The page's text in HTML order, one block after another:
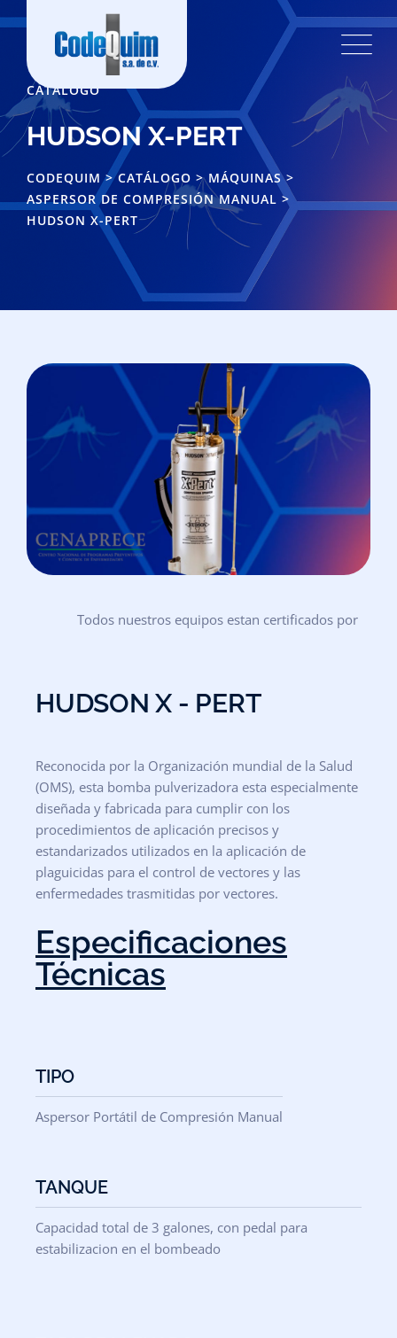
CATÁLOGO
HUDSON X-PERT
CODEQUIM >CATÁLOGO >MÁQUINAS>
ASPERSOR DE COMPRESIÓN MANUAL >
HUDSON X-PERT
Todos nuestros equipos estan certificados por
HUDSON X - PERT
Reconocida por la Organización mundial de la Salud
(OMS), esta bomba pulverizadora esta especialmente
diseñada y fabricada para cumplir con los
procedimientos de aplicación precisos y
estandarizados utilizados en la aplicación de
plaguicidas para el control de vectores y las
enfermedades trasmitidas por vectores.
Especificaciones
Técnicas
TIPO
Aspersor Portátil de Compresión Manual
TANQUE
Capacidad total de 3 galones, con pedal para
estabilizacion en el bombeado